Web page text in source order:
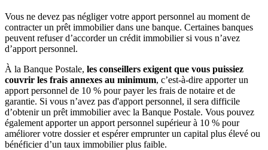
Vous ne devez pas négliger votre apport personnel au moment de
contracter un prêt immobilier dans une banque. Certaines banques
peuvent refuser d’accorder un crédit immobilier si vous n’avez
d’apport personnel.
À la Banque Postale, les conseillers exigent que vous puissiez
couvrir les frais annexes au minimum, c’est-à-dire apporter un
apport personnel de 10 % pour payer les frais de notaire et de
garantie. Si vous n’avez pas d'apport personnel, il sera difficile
d’obtenir un prêt immobilier avec la Banque Postale. Vous pouvez
également apporter un apport personnel supérieur à 10 % pour
améliorer votre dossier et espérer emprunter un capital plus élevé ou
bénéficier d’un taux immobilier plus faible.